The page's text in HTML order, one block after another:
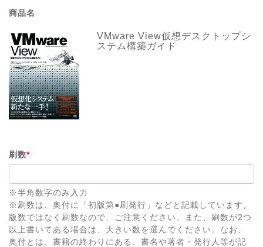
商品名
VMware View仮想デスクトップシ
ステム構築ガイド
刷数*
※半角数字のみ入力
※刷数は、奥付に「初版第●刷発行」などと記載しています。
版数ではなく刷数なので、ご注意ください。また、刷数が2つ
以上書いてある場合は、大きい数を選んでください。なお、
奥付とは、書籍の終わりにある、書名や著者・発行人等が記